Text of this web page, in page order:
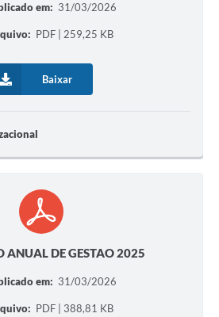
em: 31/03/2026
PDF | 259,25 KB
Baixar
ANUAL DE GESTAO 2025
em: 31/03/2026
PDF | 388,81 KB